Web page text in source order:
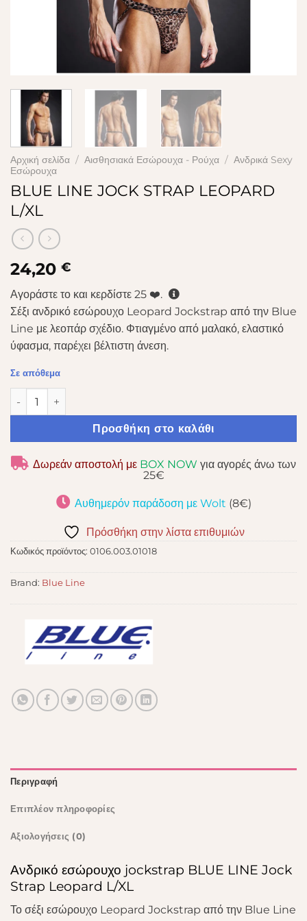
Αρχική σελίδα / Αισθησιακά Εσώρουχα - Ρούχα / Ανδρικά Sexy
Εσώρουχα
BLUE LINE JOCK STRAP LEOPARD
L/XL
24,20 €
Αγοράστε το και κερδίστε 25 ❤️.
Σέξι ανδρικό εσώρουχο Leopard Jockstrap από την Blue
Line με λεοπάρ σχέδιο. Φτιαγμένο από μαλακό, ελαστικό
ύφασμα, παρέχει βέλτιστη άνεση.
Σε απόθεμα
BLUE LINE JOCK STRAP LEOPARD L/XL ποσότητα
Προσθήκη στο καλάθι
Δωρεάν αποστολή με BOX NOW για αγορές άνω των
25€
Αυθημερόν παράδοση με Wolt (8€)
Πρόσθήκη στην λίστα επιθυμιών
Κωδικός προϊόντος: 0106.003.01018
Brand: Blue Line
Περιγραφή
Επιπλέον πληροφορίες
Αξιολογήσεις (0)
Ανδρικό εσώρουχο jockstrap BLUE LINE Jock
Strap Leopard L/XL
Το σέξι εσώρουχο Leopard Jockstrap από την Blue Line